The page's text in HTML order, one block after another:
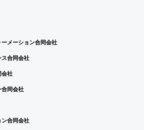
メーション合同会社
合同会社
会社
同会社
合同会社